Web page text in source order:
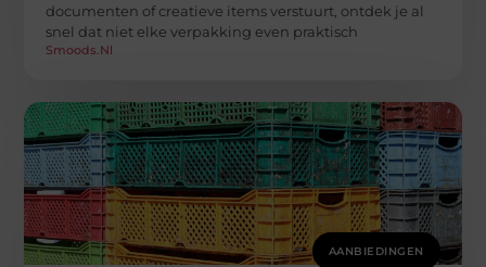
documenten of creatieve items verstuurt, ontdek je al
snel dat niet elke verpakking even praktisch
Smoods.nl
AANBIEDINGEN